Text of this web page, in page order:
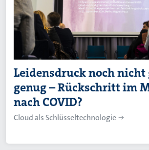
Leidensdruck noch nicht
genug – Rückschritt im
nach COVID?
Cloud als Schlüsseltechnologie